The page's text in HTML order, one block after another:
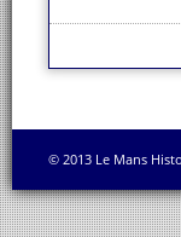
© 2013 Le Mans